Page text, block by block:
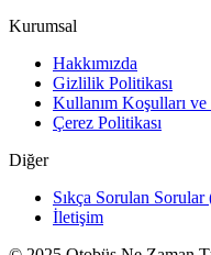
Kurumsal
Hakkımızda
Gizlilik Politikası
Kullanım Koşulları
Çerez Politikası
Diğer
Sıkça Sorulan Sorular
İletişim